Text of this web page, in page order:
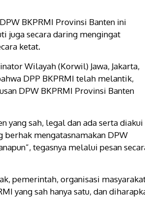
BKPRMI Provinsi Banten ini
juga secara daring mengingat
ketat.
Wilayah (Korwil) Jawa, Jakarta,
DPP BKPRMI telah melantik,
DPW BKPRMI Provinsi Banten
yang sah, legal dan ada serta diakui
berhak mengatasnamakan DPW
tegasnya melalui pesan
pemerintah, organisasi
yang sah hanya satu, dan